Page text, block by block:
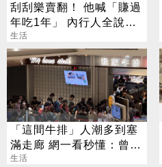
刮刮樂賣翻！ 他喊「賺過
年吃1年」 內行人全說
了：生存不易
生活
「這間牛排」人潮多到塞
滿走廊 網一看秒懂：曾稱
霸同業
生活